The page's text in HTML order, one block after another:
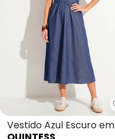
Vestido Azul Escuro em